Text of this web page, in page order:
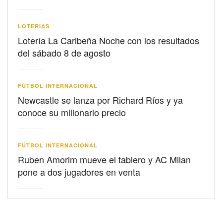
LOTERIAS
Lotería La Caribeña Noche con los resultados
del sábado 8 de agosto
FÚTBOL INTERNACIONAL
Newcastle se lanza por Richard Ríos y ya
conoce su millonario precio
FÚTBOL INTERNACIONAL
Ruben Amorim mueve el tablero y AC Milan
pone a dos jugadores en venta